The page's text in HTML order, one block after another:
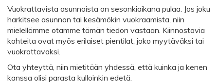
Vuokrattavista asunnoista on sesonkiaikana pulaa. Jos joku
harkitsee asunnon tai kesämökin vuokraamista, niin
mielellämme otamme tämän tiedon vastaan. Kiinnostavia
kohteita ovat myös erilaiset pientilat, joko myytäväksi tai
vuokrattavaksi.
Ota yhteyttä, niin mietitään yhdessä, että kuinka ja kenen
kanssa olisi parasta kulloinkin edetä.